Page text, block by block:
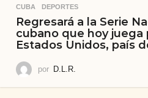
CUBA ,DEPORTES
Regresará a la Serie
cubano que hoy juega
Estados Unidos, país
por D.L.R.